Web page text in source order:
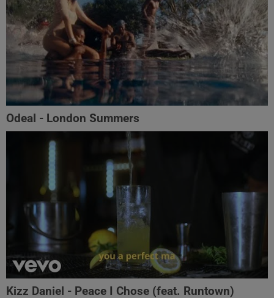
Odeal - London Summers
Kizz Daniel - Peace I Chose (feat. Runtown)